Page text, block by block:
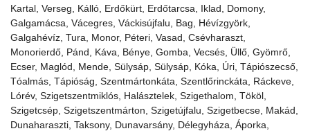
Kartal, Verseg, Kálló, Erdőkürt, Erdőtarcsa, Iklad, Domony,
Galgamácsa, Vácegres, Váckisújfalu, Bag, Hévízgyörk,
Galgahévíz, Tura, Monor, Péteri, Vasad, Csévharaszt,
Monorierdő, Pánd, Káva, Bénye, Gomba, Vecsés, Üllő, Gyömrő,
Ecser, Maglód, Mende, Sülysáp, Sülysáp, Kóka, Úri, Tápiószecső,
Tóalmás, Tápióság, Szentmártonkáta, Szentlőrinckáta, Ráckeve,
Lórév, Szigetszentmiklós, Halásztelek, Szigethalom, Tököl,
Szigetcsép, Szigetszentmárton, Szigetújfalu, Szigetbecse, Makád,
Dunaharaszti, Taksony, Dunavarsány, Délegyháza, Áporka,